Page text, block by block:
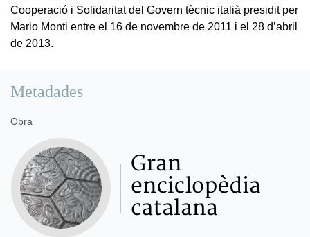
Cooperació i Solidaritat del Govern tècnic italià presidit per
Mario Monti entre el 16 de novembre de 2011 i el 28 d’abril
de 2013.
Metadades
Obra